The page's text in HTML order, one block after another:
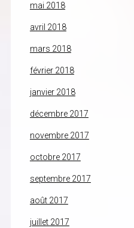
mai 2018
avril 2018
mars 2018
février 2018
janvier 2018
décembre 2017
novembre 2017
octobre 2017
septembre 2017
août 2017
juillet 2017